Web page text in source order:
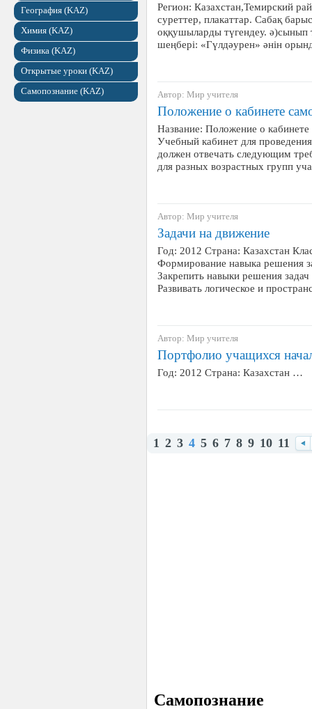
География (KAZ)
Химия (KAZ)
Физика (KAZ)
Открытые уроки (KAZ)
Самопознание (KAZ)
Регион: Казахстан,Темирский
суреттер, плакаттар. Сабақ
оққушыларды түгендеу.
шеңбері: «Гүлдәурен» әнін
Автор: Мир учителя
Положение о кабинете
Название: Положение о
Учебный кабинет для
должен отвечать следующим
для разных возрастных групп
Автор: Мир учителя
Задачи на движение
Год: 2012 Страна: Казахстан
Формирование навыка решения
Закрепить навыки решения
Развивать логическое и
Автор: Мир учителя
Портфолио учащихся
Год: 2012 Страна: Казахстан …
1 2 3 4 5 6 7 8 9 10 11
Самопознание